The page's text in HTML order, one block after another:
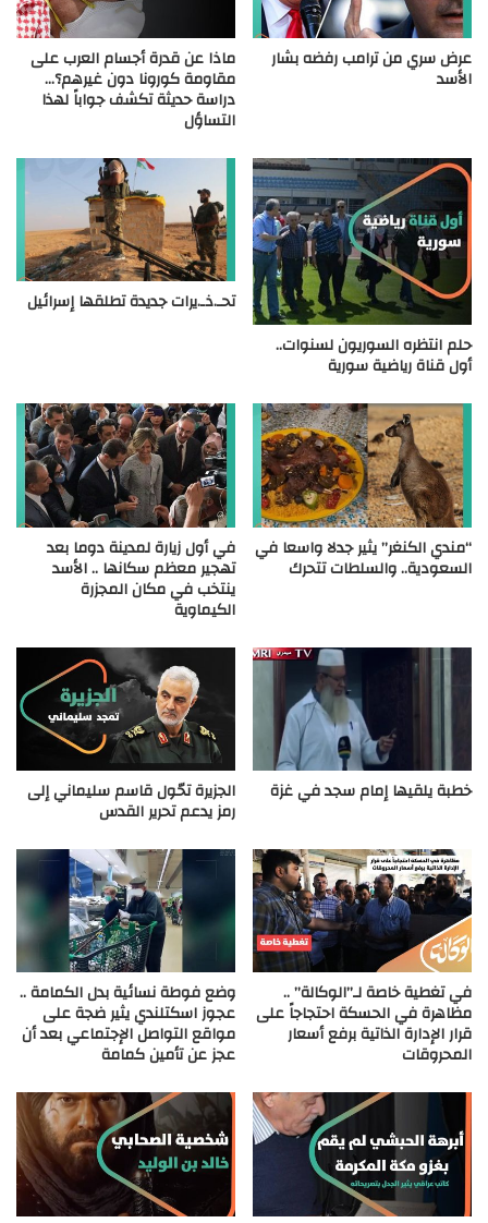
عرض سري من ترامب رفضه بشار
الأسد
ماذا عن قدرة أجسام العرب على
مقاومة كورونا دون غيرهم؟…
دراسة حديثة تكشف جواباً لهذا
التساؤل
حلم انتظره السوريون لسنوات..
أول قناة رياضية سورية
تحـ.ذـ.يرات جديدة تطلقها إسرائيل
“مندي الكنغر” يثير جدلا واسعا في
السعودية.. والسلطات تتحرك
في أول زيارة لمدينة دوما بعد
تهجير معظم سكانها .. الأسد
ينتخب في مكان المجزرة
الكيماوية
خطبة يلقيها إمام سجد في غزة الجزيرة تحّول قاسم سليماني إلى
رمز يدعم تحرير القدس
في تغطية خاصة لـ”الوكالة” ..
مظاهرة في الحسكة احتجاجاً على
قرار الإدارة الذاتية برفع أسعار
المحروقات
وضع فوطة نسائية بدل الكمامة ..
عجوز اسكتلندي يثير ضجة على
مواقع التواصل الإجتماعي بعد أن
عجز عن تأمين كمامة